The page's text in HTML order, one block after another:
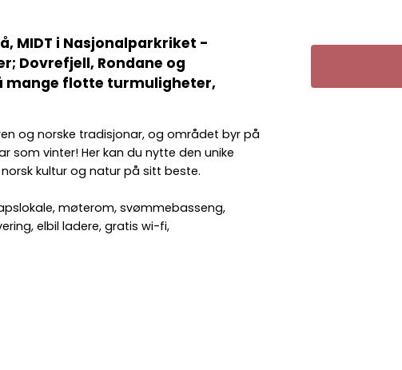
MIDT i Nasjonalparkriket -
Dovrefjell, Rondane og
mange flotte turmuligheter,
og norske tradisjonar, og området byr på
vinter! Her kan du nytte den unike
kultur og natur på sitt beste.
møterom, svømmebasseng,
elbil ladere, gratis wi-fi,